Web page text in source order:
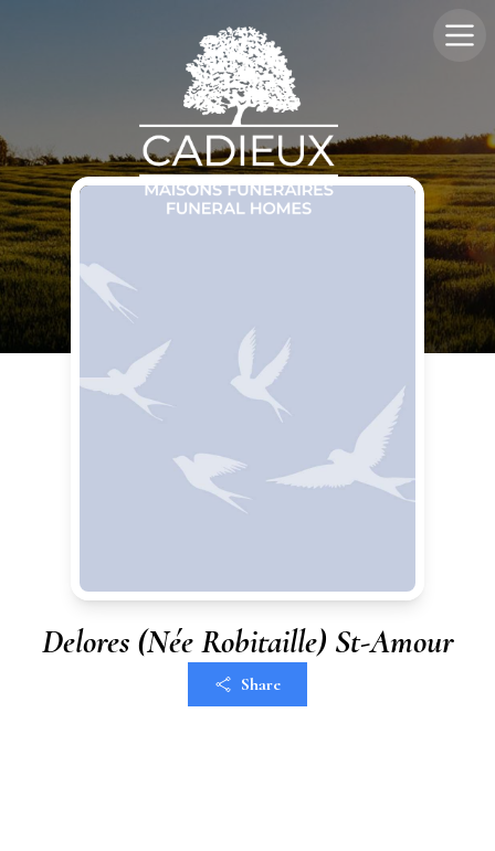
Delores (Née Robitaille) St-Amour
Share